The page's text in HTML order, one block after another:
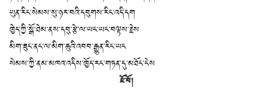
ཡུན་རིང་སེམས་སུ་ཉར་བའི་དབུགས་རིང་འདི་དག
ཁྱེད་ཀྱི་སྒོ་ཐེམ་ནས་དབུ་རྩེ་ལ་ཡང་ཡང་བལྟས་རྗེས
མིག་ཟུང་ནང་ལ་མིག་ཆུའི་འབབ་རྒྱུན་རིང་ཡང
སེམས་ཀྱི་ནམ་མཁའ་འདིས་ཁྱོད་རང་གཏན་དུ་མཐོང་ངེས
ཇོ་བོ།